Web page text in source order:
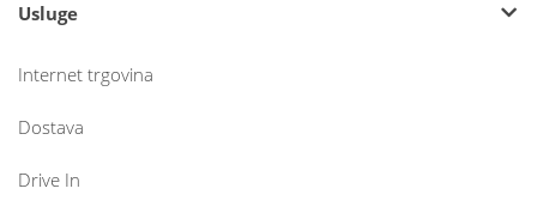
Usluge
Internet trgovina
Dostava
Drive In